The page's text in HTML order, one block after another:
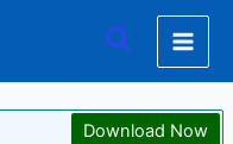
Search
Download Now